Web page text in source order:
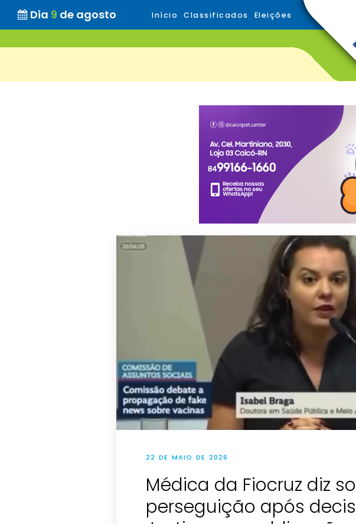
Dia 9 de agosto Início Classificados Eleições
22 DE MAIO DE 2026
Médica da Fiocruz diz
perseguição após